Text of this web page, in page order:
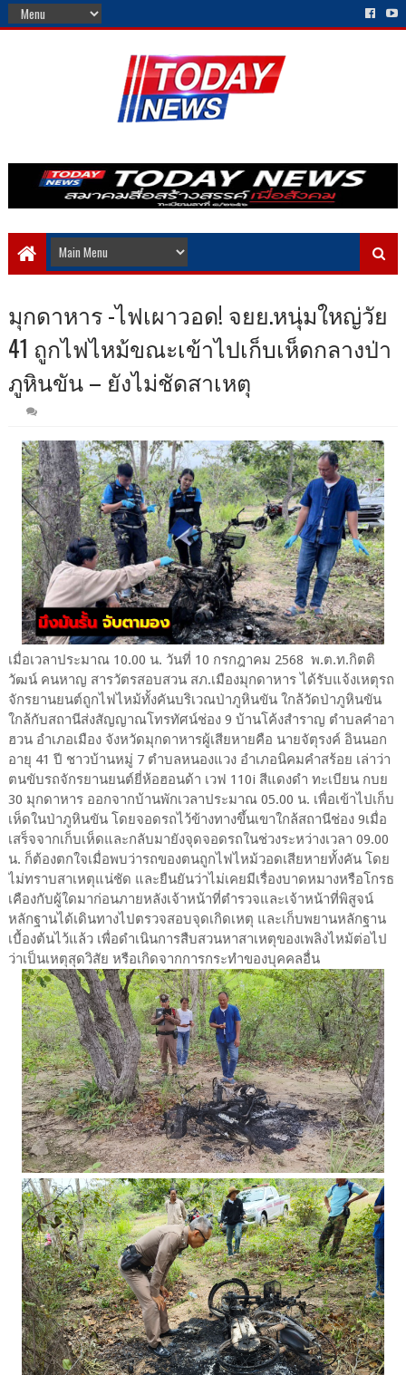
มุกดาหาร​ -​ไฟเผาวอด! จยย.หนุ่มใหญ่วัย
41 ถูกไฟไหม้ขณะเข้าไปเก็บเห็ดกลางป่า
ภูหินขัน – ยังไม่ชัดสาเหตุ
เมื่อเวลาประมาณ 10.00 น. วันที่ 10 กรกฎาคม 2568 พ.ต.ท.กิตติ
วัฒน์ คนหาญ สารวัตรสอบสวน สภ.เมืองมุกดาหาร ได้รับแจ้งเหตุรถ
จักรยานยนต์ถูกไฟไหม้ทั้งคันบริเวณป่าภูหินขัน ใกล้วัดป่าภูหินขัน
ใกล้กับสถานีส่งสัญญาณโทรทัศน์ช่อง 9 บ้านโค้งสำราญ ตำบลคำอา
ฮวน อำเภอเมือง จังหวัดมุกดาหารผู้เสียหายคือ นายจัตุรงค์ อินนอก
อายุ 41 ปี ชาวบ้านหมู่ 7 ตำบลหนองแวง อำเภอนิคมคำสร้อย เล่าว่า
ตนขับรถจักรยานยนต์ยี่ห้อฮอนด้า เวฟ 110i สีแดงดำ ทะเบียน กบย
30 มุกดาหาร ออกจากบ้านพักเวลาประมาณ 05.00 น. เพื่อเข้าไปเก็บ
เห็ดในป่าภูหินขัน โดยจอดรถไว้ข้างทางขึ้นเขาใกล้สถานีช่อง 9เมื่อ
เสร็จจากเก็บเห็ดและกลับมายังจุดจอดรถในช่วงระหว่างเวลา 09.00
น. ก็ต้องตกใจเมื่อพบว่ารถของตนถูกไฟไหม้วอดเสียหายทั้งคัน โดย
ไม่ทราบสาเหตุแน่ชัด และยืนยันว่าไม่เคยมีเรื่องบาดหมางหรือโกรธ
เคืองกับผู้ใดมาก่อนภายหลังเจ้าหน้าที่ตำรวจและเจ้าหน้าที่พิสูจน์
หลักฐานได้เดินทางไปตรวจสอบจุดเกิดเหตุ และเก็บพยานหลักฐาน
เบื้องต้นไว้แล้ว เพื่อดำเนินการสืบสวนหาสาเหตุของเพลิงไหม้ต่อไป
ว่าเป็นเหตุสุดวิสัย หรือเกิดจากการกระทำของบุคคลอื่น